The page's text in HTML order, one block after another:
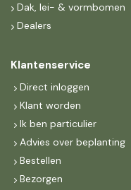
Dak, lei- & vormbomen
Dealers
Klantenservice
Direct inloggen
Klant worden
Ik ben particulier
Advies over beplanting
Bestellen
Bezorgen